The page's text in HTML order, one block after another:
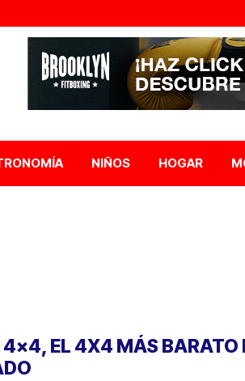
NIÑOS HOGAR
4×4, EL 4X4 MÁS BARATO